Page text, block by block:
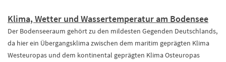
Klima, Wetter und Wassertemperatur am Bodensee
Der Bodenseeraum gehört zu den mildesten Gegenden Deutschlands,
da hier ein Übergangsklima zwischen dem maritim geprägten Klima
Westeuropas und dem kontinental geprägten Klima Osteuropas